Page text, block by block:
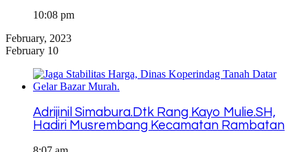
10:08 pm
February, 2023
February 10
Adrijinil Simabura.Dtk Rang Kayo Mulie.SH,
Hadiri Musrembang Kecamatan Rambatan